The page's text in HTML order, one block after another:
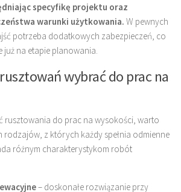
specyfikę projektu oraz
warunki użytkowania. W pewnych
potrzeba dodatkowych zabezpieczeń, co
na etapie planowania.
wybrać do prac na
rusztowania do prac na wysokości, warto
rodzajów, z których każdy spełnia odmienne
różnym charakterystykom robót
– doskonałe rozwiązanie przy